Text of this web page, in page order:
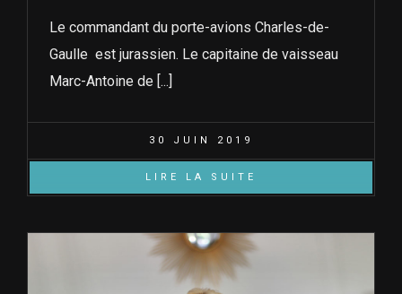
Le commandant du porte-avions Charles-de-
Gaulle est jurassien. Le capitaine de vaisseau
Marc-Antoine de [...]
30 JUIN 2019
LIRE LA SUITE